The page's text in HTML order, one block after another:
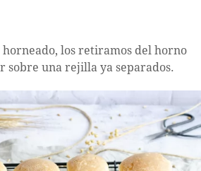
horneado, los retiramos del horno
sobre una rejilla ya separados.